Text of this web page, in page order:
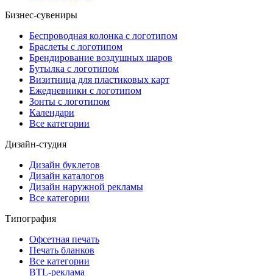
Бизнес-сувениры
Беспроводная колонка с логотипом
Браслеты с логотипом
Брендирование воздушных шаров
Бутылка с логотипом
Визитница для пластиковых карт
Ежедневники с логотипом
Зонты с логотипом
Календари
Все категории
Дизайн-студия
Дизайн буклетов
Дизайн каталогов
Дизайн наружной рекламы
Все категории
Типография
Офсетная печать
Печать бланков
Все категории
BTL-реклама